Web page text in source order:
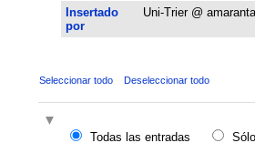
Insertado
por
Uni-Trier @
Seleccionar todo Deseleccionar todo
Todas las entradas